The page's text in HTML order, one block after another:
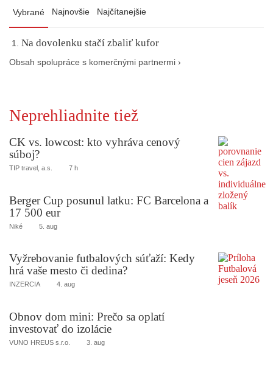
Vybrané Najnovšie Najčítanejšie
Na dovolenku stačí zbaliť kufor
Obsah spolupráce s komerčnými partnermi ›
Neprehliadnite tiež
CK vs. lowcost: kto vyhráva cenový
súboj?
TIP travel, a.s. 7 h
Berger Cup posunul latku: FC Barcelona a
17 500 eur
Niké 5. aug
Vyžrebovanie futbalových súťaží: Kedy
hrá vaše mesto či dedina?
INZERCIA 4. aug
Obnov dom mini: Prečo sa oplatí
investovať do izolácie
VUNO HREUS s.r.o. 3. aug